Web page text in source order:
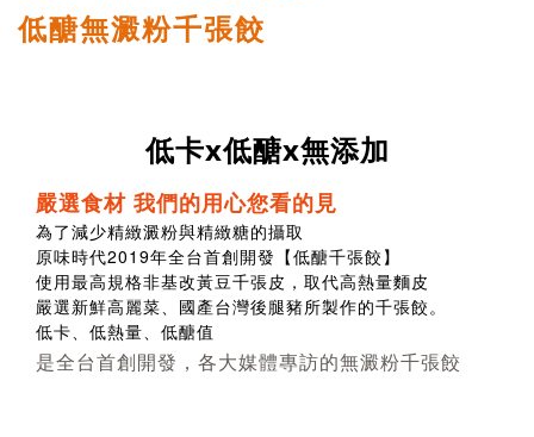
低醣無澱粉千張餃
低卡x低醣x無添加
嚴選食材 我們的用心您看的見
為了減少精緻澱粉與精緻糖的攝取
原味時代2019年全台首創開發【低醣千張餃】
使用最高規格非基改黃豆千張皮，取代高熱量麵皮
嚴選新鮮高麗菜、國產台灣後腿豬所製作的千張餃。
低卡、低熱量、低醣值
是全台首創開發，各大媒體專訪的無澱粉千張餃